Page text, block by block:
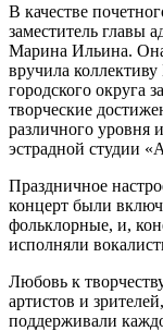
В качестве
заместитель главы
Марина Ильина.
вручила
городского округа
творческие
различного уровня
эстрадной студии
Праздничное
концерт были
фольклорные, и,
исполняли
Любовь к
артистов и
поддерживали